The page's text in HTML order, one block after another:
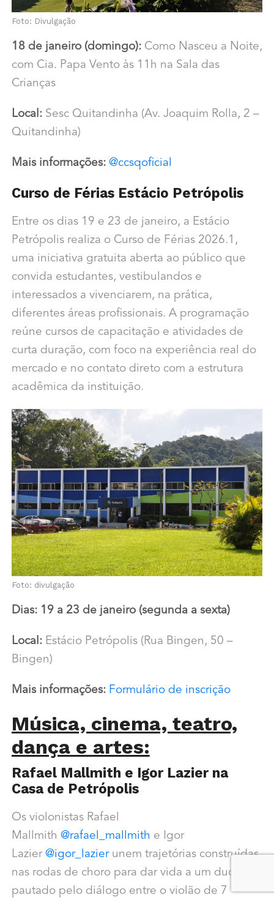
Foto: Divulgação
18 de janeiro (domingo):Como Nasceu a Noite,
com Cia. Papa Vento às 11h na Sala das
Crianças
Local:Sesc Quitandinha (Av. Joaquim Rolla, 2 –
Quitandinha)
Mais informações: @ccsqoficial
Curso de Férias Estácio Petrópolis
Entre os dias 19 e 23 de janeiro, a Estácio
Petrópolis realiza o Curso de Férias 2026.1,
uma iniciativa gratuita aberta ao público que
convida estudantes, vestibulandos e
interessados a vivenciarem, na prática,
diferentes áreas profissionais. A programação
reúne cursos de capacitação e atividades de
curta duração, com foco na experiência real do
mercado e no contato direto com a estrutura
acadêmica da instituição.
Foto: divulgação
Dias: 19 a 23 de janeiro (segunda a sexta)
Local: Estácio Petrópolis (Rua Bingen, 50 –
Bingen)
Mais informações: Formulário de inscrição
Música, cinema, teatro,
dança e artes:
Rafael Mallmith e Igor Lazier na
Casa de Petrópolis
Os violonistas Rafael
Mallmith @rafael_mallmith e Igor
Lazier @igor_lazierunem trajetórias construídas
nas rodas de choro para dar vida a um duo
pautado pelo diálogo entre o violão de 7